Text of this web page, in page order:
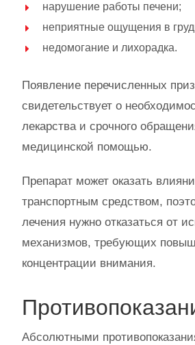
нарушение работы печени;
неприятные ощущения в
недомогание и лихорадка.
Появление перечисленных
свидетельствует о
лекарства и срочного
медицинской помощью.
Препарат может оказать
транспортным средством,
лечения нужно отказаться от
механизмов, требующих
концентрации внимания.
Абсолютными